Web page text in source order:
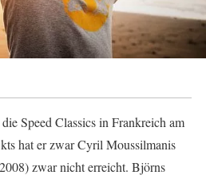
Speed Classics in Frankreich am
hat er zwar Cyril Moussilmanis
zwar nicht erreicht. Björns